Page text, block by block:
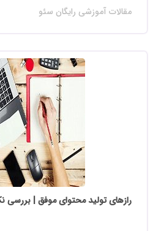
مقالات آموزشی رایگان سئو
رازهای تولید محتوای موفق | بررسی